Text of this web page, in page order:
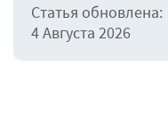
Статья обновлена:
4 Августа 2026